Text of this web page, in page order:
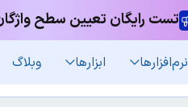
تست رایگان تعیین سطح
نرم‌افزار‌ها ابزارها وبلاگ